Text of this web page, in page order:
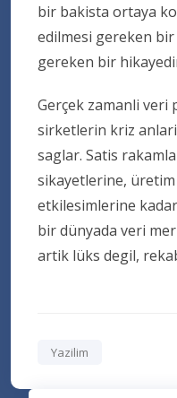
bir bakista ortaya
edilmesi gereken
gereken bir
Gerçek zamanli veri
sirketlerin kriz
saglar. Satis
sikayetlerine,
etkilesimlerine
bir dünyada veri
artik lüks degil,
Yazilim